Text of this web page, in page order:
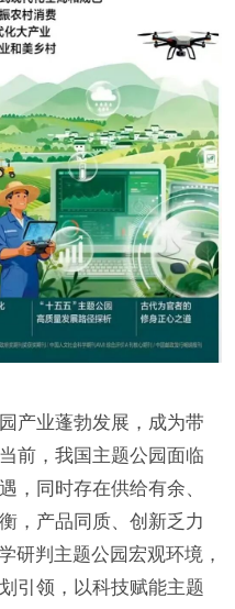
产业蓬勃发展，成为带
前，我国主题公园面临
，同时存在供给有余、
，产品同质、创新乏力
研判主题公园宏观环境，
引领，以科技赋能主题